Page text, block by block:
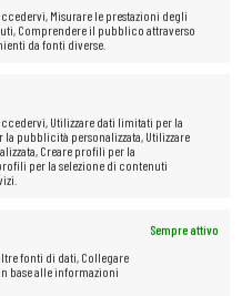
Misurare le prestazioni degli
Comprendere il pubblico attraverso
da fonti diverse.
Utilizzare dati limitati per la
pubblicità personalizzata, Utilizzare
Creare profili per la
per la selezione di contenuti
Sempre attivo
fonti di dati, Collegare
base alle informazioni